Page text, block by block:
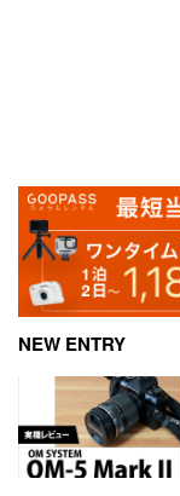
NEW ENTRY